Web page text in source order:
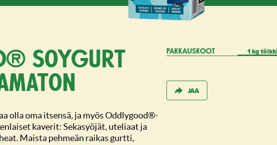
Soygurt
olla oma itsensä, ja myös Oddlygood®-
kaverit: Sekasyöjät, uteliaat ja
Maista pehmeän raikas gurtti,
PAKKAUSKOOT 1 kg
JAA